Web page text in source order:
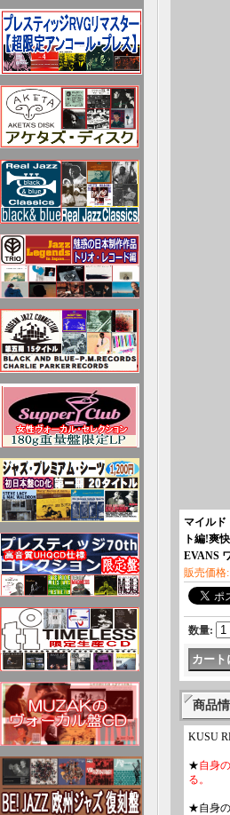
マイルド
ト編!爽
EVANS
販売価格:
数量:
商品
KUSU
★自身
る。
★自身の